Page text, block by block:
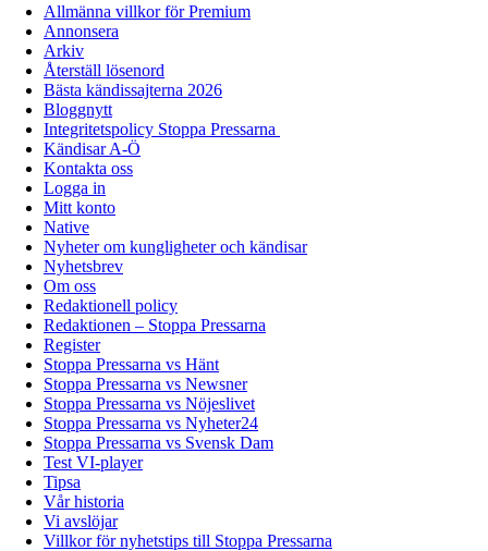
Allmänna villkor för Premium
Annonsera
Arkiv
Återställ lösenord
Bästa kändissajterna 2026
Bloggnytt
Integritetspolicy Stoppa Pressarna
Kändisar A-Ö
Kontakta oss
Logga in
Mitt konto
Native
Nyheter om kungligheter och kändisar
Nyhetsbrev
Om oss
Redaktionell policy
Redaktionen – Stoppa Pressarna
Register
Stoppa Pressarna vs Hänt
Stoppa Pressarna vs Newsner
Stoppa Pressarna vs Nöjeslivet
Stoppa Pressarna vs Nyheter24
Stoppa Pressarna vs Svensk Dam
Test VI-player
Tipsa
Vår historia
Vi avslöjar
Villkor för nyhetstips till Stoppa Pressarna